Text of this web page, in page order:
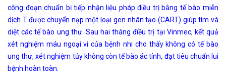
công đoạn chuẩn bị tiếp nhận liệu pháp điều trị bằng tế bào miễn
dịch T được chuyển nạp một loại gen nhân tạo (CART) giúp tìm và
diệt các tế bào ung thư. Sau hai tháng điều trị tại Vinmec, kết quả
xét nghiệm máu ngoại vi của bệnh nhi cho thấy không có tế bào
ung thư, xét nghiệm tủy không còn tế bào ác tính, đạt tiêu chuẩn lui
bệnh hoàn toàn.